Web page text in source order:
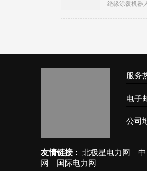
绝缘涂覆机器
服务
电子
公司
友情链接： 北极星电力网
网
国际电力网